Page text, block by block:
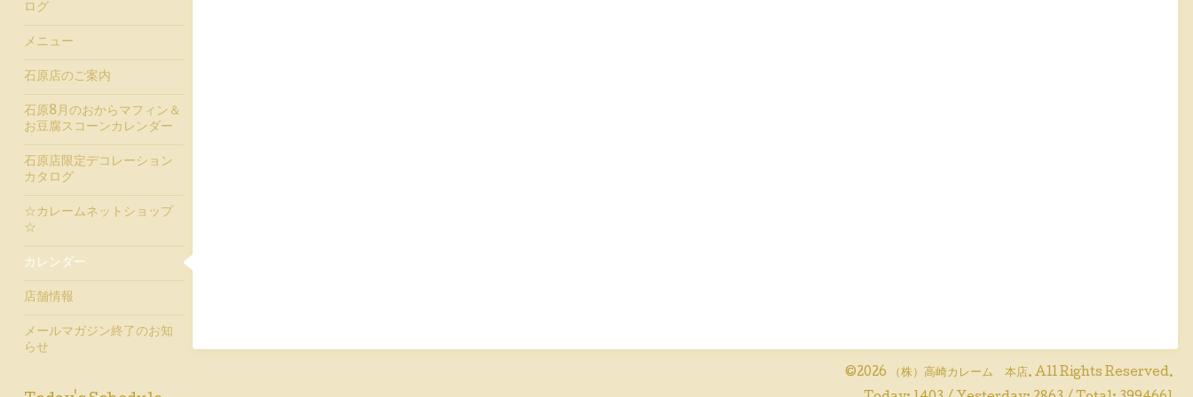
©2026 （株）高崎カレーム 本店. All Rights Reserved.
ログ
メニュー
石原店のご案内
石原8月のおからマフィン＆
お豆腐スコーンカレンダー
石原店限定デコレーション
カタログ
☆カレームネットショップ
☆
カレンダー
店舗情報
メールマガジン終了のお知
らせ